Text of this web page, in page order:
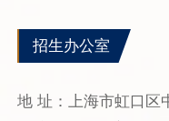
招生办公室
地 址：上海市虹口区